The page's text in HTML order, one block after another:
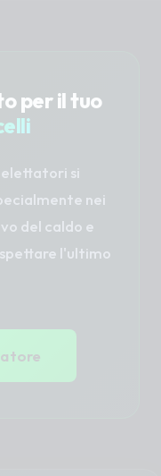
per il tuo
si
nei
del caldo e
l'ultimo